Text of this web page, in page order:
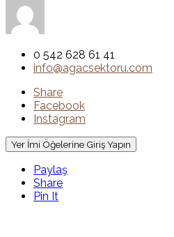
0 542 628 61 41
info@agacsektoru.com
Share
Facebook
Instagram
Yer İmi Öğelerine Giriş Yapın
Paylaş
Share
Pin It